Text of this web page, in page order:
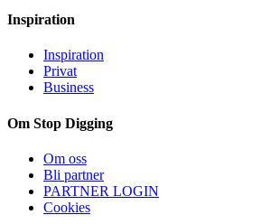
Inspiration
Inspiration
Privat
Business
Om Stop Digging
Om oss
Bli partner
PARTNER LOGIN
Cookies